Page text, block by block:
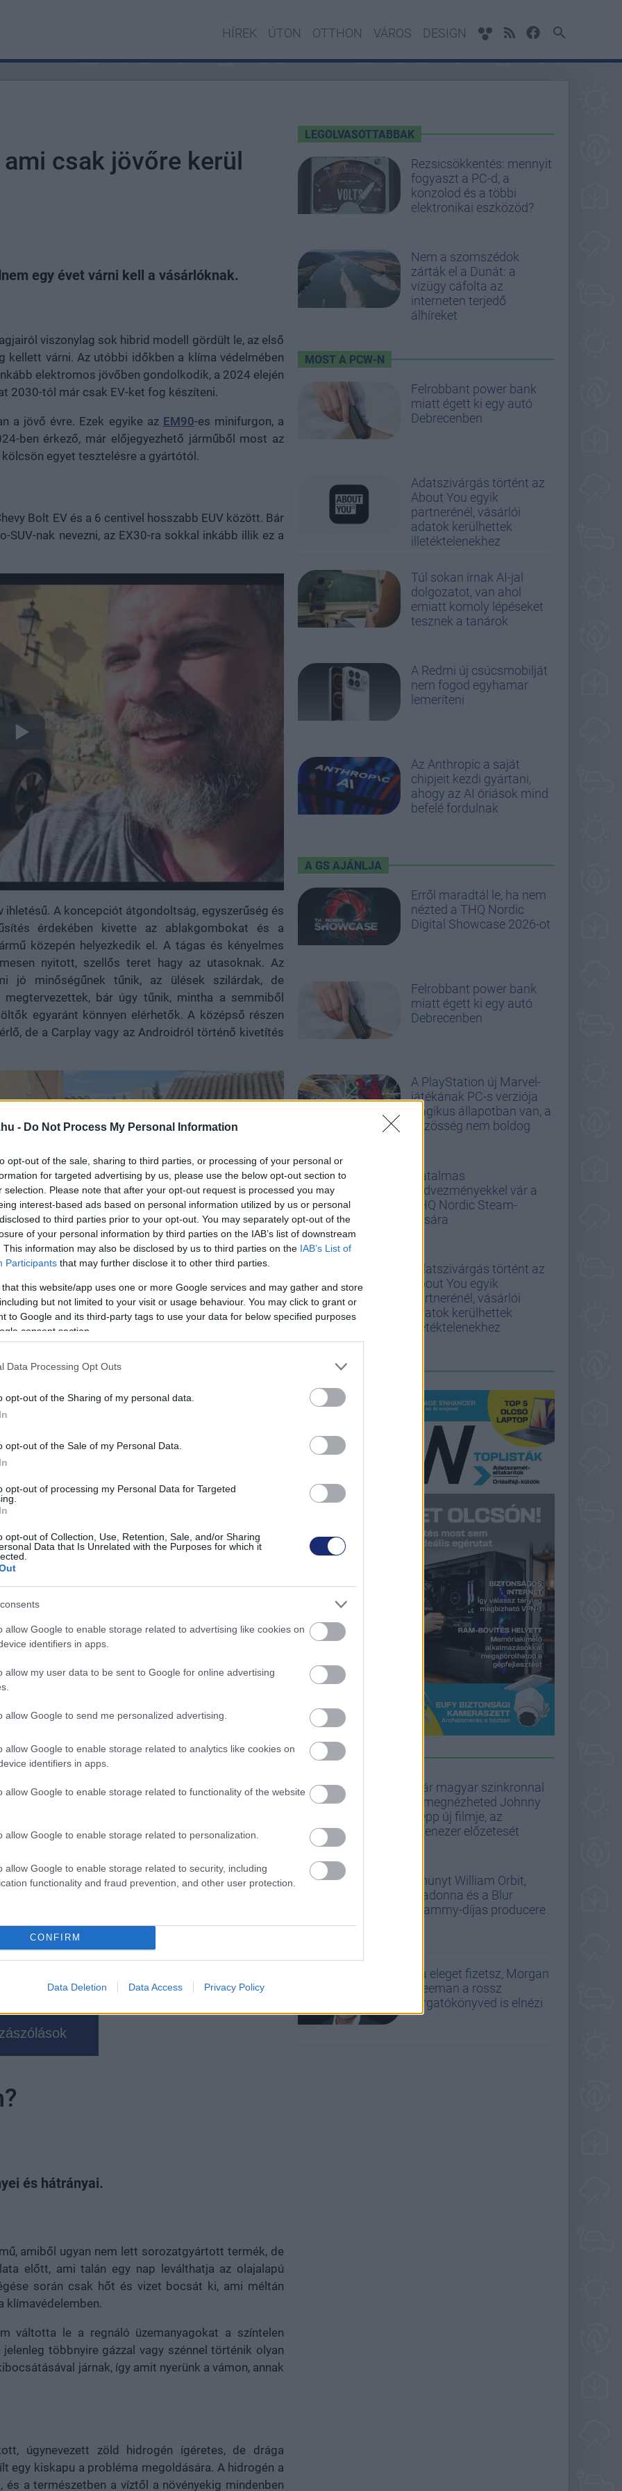
- Do Not Process My Personal Information
opt-out of the sale, sharing to third parties, or processing of your personal or
for targeted advertising by us, please use the below opt-out section to
selection. Please note that after your opt-out request is processed you may
interest-based ads based on personal information utilized by us or personal
to third parties prior to your opt-out. You may separately opt-out of the
of your personal information by third parties on the IAB’s list of downstream
This information may also be disclosed by us to third parties on the IAB’s List of
Participants that may further disclose it to other third parties.
that this website/app uses one or more Google services and may gather and store
but not limited to your visit or usage behaviour. You may click to grant or
to Google and its third-party tags to use your data for below specified purposes
consent section.
Data Processing Opt Outs
opt-out of the Sharing of my personal data.
opt-out of the Sale of my Personal Data.
opt-out of processing my Personal Data for Targeted
opt-out of Collection, Use, Retention, Sale, and/or Sharing
Data that Is Unrelated with the Purposes for which it
allow Google to enable storage related to advertising like cookies on
identifiers in apps.
allow my user data to be sent to Google for online advertising
allow Google to send me personalized advertising.
allow Google to enable storage related to analytics like cookies on
identifiers in apps.
allow Google to enable storage related to functionality of the website
allow Google to enable storage related to personalization.
allow Google to enable storage related to security, including
functionality and fraud prevention, and other user protection.
CONFIRM
Data Deletion Data Access Privacy Policy
HÍREK ÚTON OTTHON VÁROS DESIGN
csak jövőre kerül
egy évet várni kell a vásárlóknak.
viszonylag sok hibrid modell gördült le, az első
várni. Az utóbbi időkben a klíma védelmében
elektromos jövőben gondolkodik, a 2024 elején
2030-tól már csak EV-ket fog készíteni.
a jövő évre. Ezek egyike az EM90-es minifurgon, a
ben érkező, már előjegyezhető járműből most az
egyet tesztelésre a gyártótól.
Bolt EV és a 6 centivel hosszabb EUV között. Bár
nak nevezni, az EX30-ra sokkal inkább illik ez a
A koncepciót átgondoltság, egyszerűség és
érdekében kivette az ablakgombokat és a
közepén helyezkedik el. A tágas és kényelmes
nyitott, szellős teret hagy az utasoknak. Az
jó minőségűnek tűnik, az ülések szilárdak, de
bár úgy tűnik, mintha a semmiből
egyaránt könnyen elérhetők. A középső részen
de a Carplay vagy az Androidról történő kivetítés
Nagyon hasonlít a nagyobb XC40-es típusra, de
összkép, amit csak fokoz lámpák formája és a
szerint akár 445 km-t is megy egy töltéssel, de a
szakaszon ez akár tíz százalékkal is több lehet. A
tölteni a járművet. A tesztelő terepre is elvitte
hogy ott is jól teljesít köszönhetően a nagyobb
járműnek a meglehetősen olcsó alapmodell. Amit
166,7 hüvelyk.
AWD
első kiszállításokat 2024 júliusára ígéri a gyártó.
#elektromos hajtás
és hátrányai.
amiből ugyan nem lett sorozatgyártott termék, de
előtt, ami talán egy nap leválthatja az olajalapú
során csak hőt és vizet bocsát ki, ami méltán
klímavédelemben.
váltotta le a regnáló üzemanyagokat a színtelen
többnyire gázzal vagy szénnel történik olyan
járnak, így amit nyerünk a vámon, annak
úgynevezett zöld hidrogén ígéretes, de drága
egy kiskapu a probléma megoldására. A hidrogén a
a természetben a víztől a növényekig mindenben
LEGOLVASOTTABBAK
Rezsicsökkentés: mennyit
fogyaszt a PC-d, a
konzolod és a többi
elektronikai eszközöd?
Nem a szomszédok
zárták el a Dunát: a
vízügy cáfolta az
interneten terjedő
álhíreket
MOST A PCW-N
Felrobbant power bank
miatt égett ki egy autó
Debrecenben
Adatszivárgás történt az
About You egyik
partnerénél, vásárlói
adatok kerülhettek
illetéktelenekhez
Túl sokan írnak AI-jal
dolgozatot, van ahol
emiatt komoly lépéseket
tesznek a tanárok
A Redmi új csúcsmobilját
nem fogod egyhamar
lemeríteni
Az Anthropic a saját
chipjeit kezdi gyártani,
ahogy az AI óriások mind
befelé fordulnak
A GS AJÁNLJA
Erről maradtál le, ha nem
nézted a THQ Nordic
Digital Showcase 2026-ot
Felrobbant power bank
miatt égett ki egy autó
Debrecenben
A PlayStation új Marvel-
játékának PC-s verziója
tragikus állapotban van, a
közösség nem boldog
Hatalmas
kedvezményekkel vár a
THQ Nordic Steam-
vására
Adatszivárgás történt az
About You egyik
partnerénél, vásárlói
adatok kerülhettek
illetéktelenekhez
LEGFRISSEBB PCW
PULIWOOD HÍREK
Már magyar szinkronnal
is megnézheted Johnny
Depp új filmje, az
Ebenezer előzetesét
Elhunyt William Orbit,
Madonna és a Blur
Grammy-díjas producere
Ha eleget fizetsz, Morgan
Freeman a rossz
forgatókönyved is elnézi